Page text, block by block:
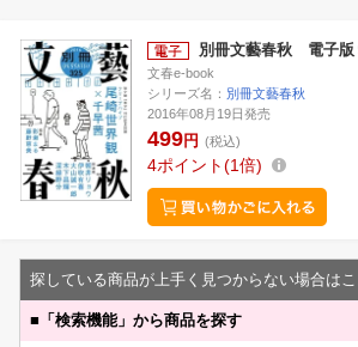
別冊文藝春秋 電子版
文春e-book
シリーズ名： 別冊文藝春秋
2016年08月19日発売
499円 (税込)
4ポイント 1倍
探している商品が上手く見つからない場合はこ
■ 「検索機能」から商品を探す